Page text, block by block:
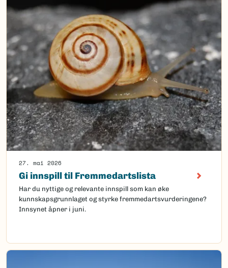
27. mai 2026
Gi innspill til Fremmedartslista
Har du nyttige og relevante innspill som kan øke
kunnskapsgrunnlaget og styrke fremmedartsvurderingene?
Innsynet åpner i juni.